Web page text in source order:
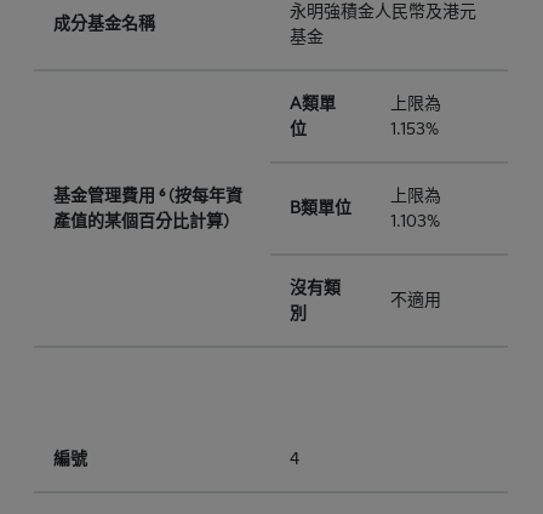
成分基金名稱
永明強積金人民幣及港元
基金
基金管理費用 ⁶ (按每年資
產值的某個百分比計算)
A類單
位
上限為
1.153%
B類單位
上限為
1.103%
沒有類
別
不適用
編號 4